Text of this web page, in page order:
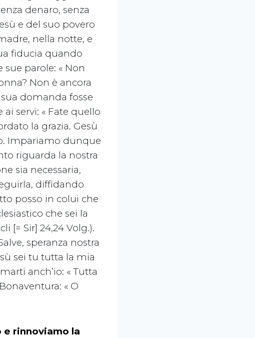
denaro, senza
e del suo povero
nella notte, e
fiducia quando
parole: « Non
Non è ancora
domanda fosse
servi: « Fate quello
la grazia. Gesù
Impariamo dunque
riguarda la nostra
sia necessaria,
diffidando
posso in colui che
che sei la
[= Sir] 24,24 Volg.).
speranza nostra
sei tu tutta la mia
anch’io: « Tutta
« O
rinnoviamo la